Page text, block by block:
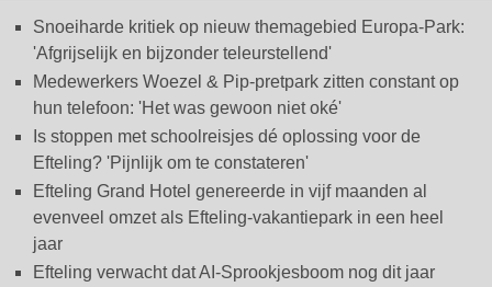
Snoeiharde kritiek op nieuw themagebied Europa-Park:
'Afgrijselijk en bijzonder teleurstellend'
Medewerkers Woezel & Pip-pretpark zitten constant op
hun telefoon: 'Het was gewoon niet oké'
Is stoppen met schoolreisjes dé oplossing voor de
Efteling? 'Pijnlijk om te constateren'
Efteling Grand Hotel genereerde in vijf maanden al
evenveel omzet als Efteling-vakantiepark in een heel
jaar
Efteling verwacht dat AI-Sprookjesboom nog dit jaar